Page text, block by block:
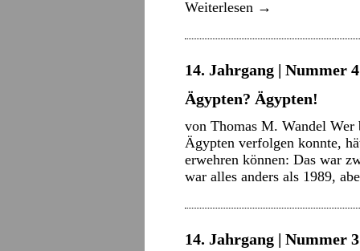
Weiterlesen →
14. Jahrgang | Nummer
Ägypten? Ägypten!
von Thomas M. Wandel Wer
Ägypten verfolgen konnte,
erwehren können: Das war
war alles anders als 1989,
14. Jahrgang | Nummer